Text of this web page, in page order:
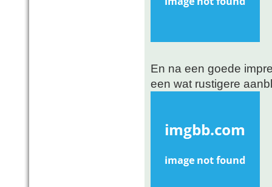
En na een goede
een wat rustigere